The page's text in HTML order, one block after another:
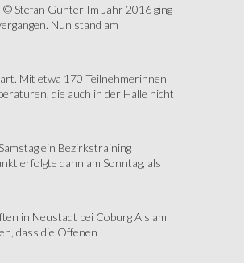
Stefan Günter Im Jahr 2016 ging
Nun stand am
Mit etwa 170 Teilnehmerinnen
die auch in der Halle nicht
ein Bezirkstraining
erfolgte dann am Sonntag, als
in Neustadt bei Coburg Als am
dass die Offenen